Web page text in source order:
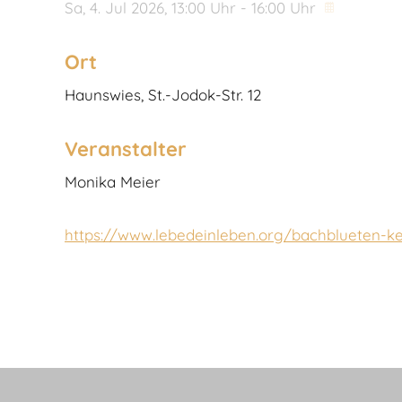
Sa, 4. Jul 2026 , 13:00 Uhr - 16:00 Uhr
Ort
Haunswies, St.-Jodok-Str. 12
Veranstalter
Monika Meier
https://www.lebedeinleben.org/bachblueten-